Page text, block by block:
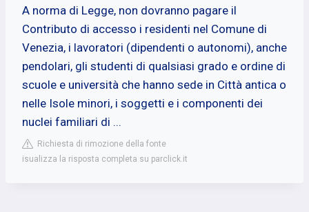
A norma di Legge, non dovranno pagare il
Contributo di accesso i residenti nel Comune di
Venezia, i lavoratori (dipendenti o autonomi), anche
pendolari, gli studenti di qualsiasi grado e ordine di
scuole e università che hanno sede in Città antica o
nelle Isole minori, i soggetti e i componenti dei
nuclei familiari di ...
Richiesta di rimozione della fonte
isualizza la risposta completa su parclick.it